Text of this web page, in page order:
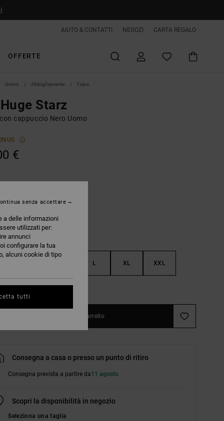
AIUTO & CONTATTI NEGOZI CARTA REGALO
OFFERTE
Uomo Abbigliamento Felpe
Starz
cappuccio Nero Uomo
€
L XL XXL
la guida alle taglie
Aggiungi al carrello
Consegna a casa o presso un punto di ritiro
Consegna prevista a partire da11 agosto
Scopri la disponibilità in negozio
Seleziona una taglia
a delle informazioni
utilizzati per:
annunci
configurare la tua
alcuni cookie di tipo
senza accettare
tutti